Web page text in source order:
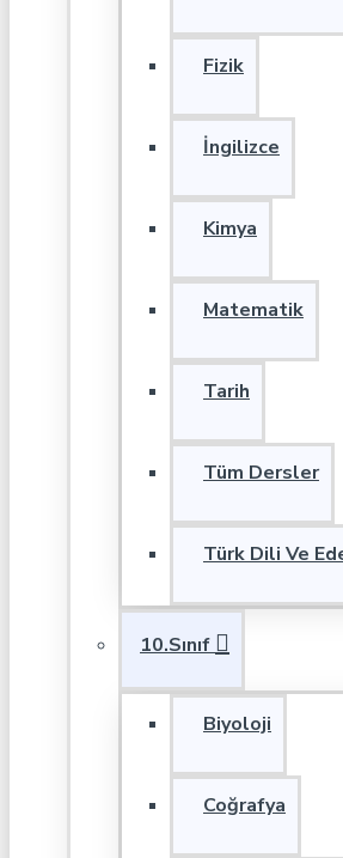
Fizik
İngilizce
Kimya
Matematik
Tarih
Tüm Dersler
Türk Dili Ve
10.Sınıf
Biyoloji
Coğrafya